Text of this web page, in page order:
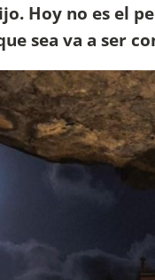
Hoy no es el
sea va a ser